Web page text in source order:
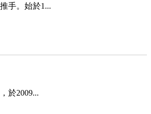
手。始於1...
於2009...